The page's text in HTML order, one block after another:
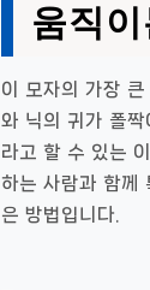
움직
이 모자의 가장
와 닉의 귀가 폴짝
라고 할 수 있는
하는 사람과 함께
은 방법입니다.